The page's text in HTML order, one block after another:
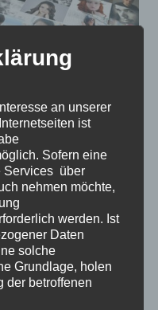
Thema
zum Thema
21.11.20 als
Menschen
an unserer
ist
Sofern eine
Services über
nehmen möchte,
werden. Ist
Daten
solche
Grundlage, holen
der betroffenen